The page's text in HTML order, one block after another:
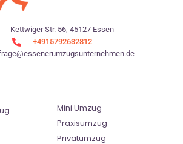
Kettwiger Str. 56, 45127 Essen
+4915792632812
Mini Umzug
Praxisumzug
Privatumzug